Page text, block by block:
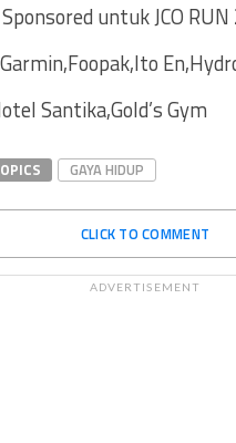
untuk JCO
Santika,Gold’s Gym
GAYA HIDUP
CLICK TO COMMENT
ADVERTISEMENT